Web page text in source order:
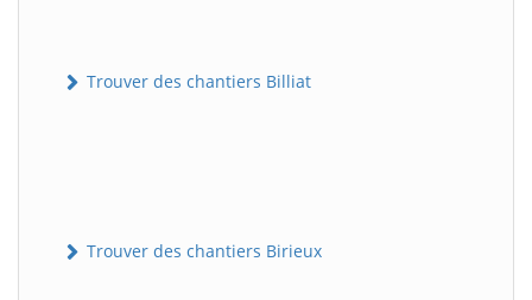
Trouver des chantiers Billiat
Trouver des chantiers Birieux